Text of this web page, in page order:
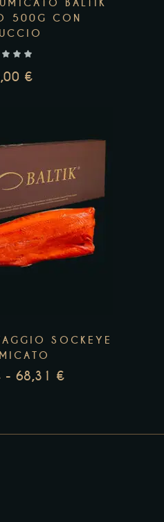
BALTIK
500G CON
€
Questo
prodotto
ha
più
varianti.
essere
scelte
nella
prodotto
wishlist
SOCKEYE
- 68,31 €